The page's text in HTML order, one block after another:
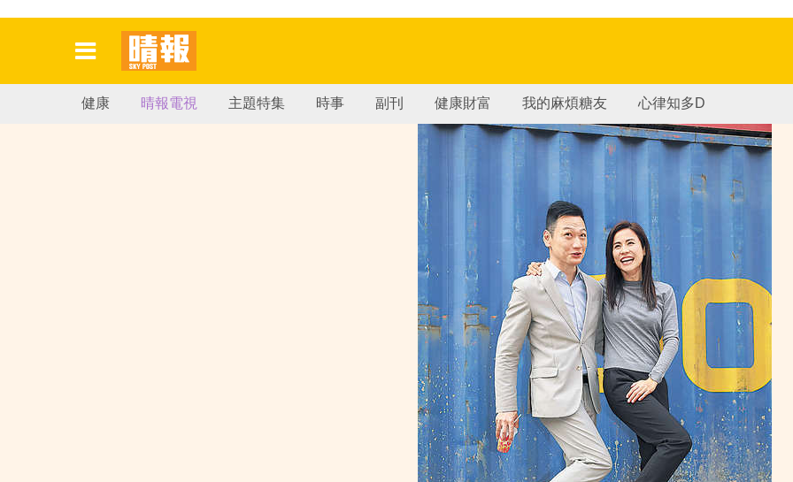
健康 晴報電視 主題特集 時事 副刊 健康財富 我的麻煩糖友 心律知多D